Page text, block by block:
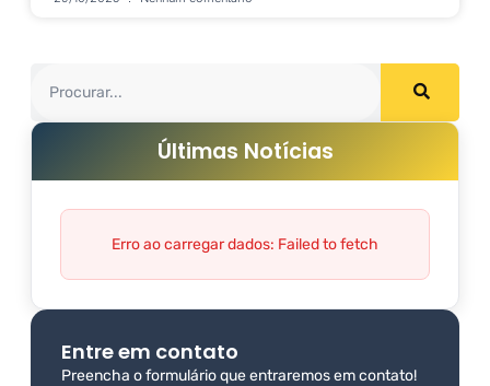
Últimas Notícias
Erro ao carregar dados: Failed to fetch
Entre em contato
Preencha o formulário que entraremos em contato!